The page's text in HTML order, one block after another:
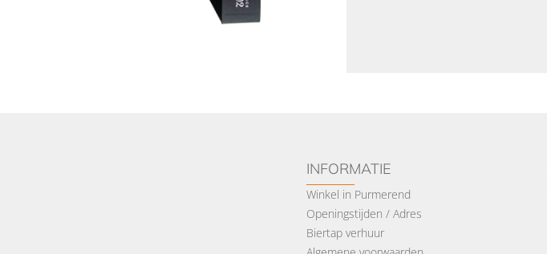
INFORMATIE
Winkel in Purmerend
Openingstijden / Adres
Biertap verhuur